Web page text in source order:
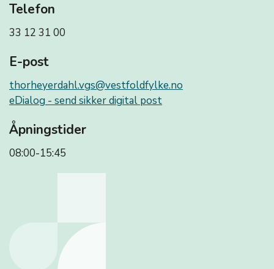
Telefon
33 12 31 00
E-post
thorheyerdahl.vgs@vestfoldfylke.no
eDialog - send sikker digital post
Åpningstider
08:00-15:45